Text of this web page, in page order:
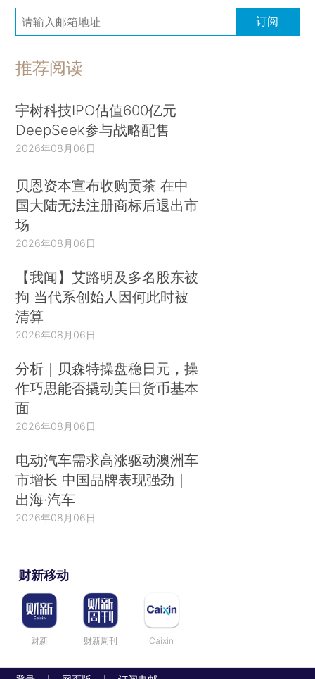
订阅
推荐阅读
宇树科技IPO估值600亿元
DeepSeek参与战略配售
2026年08月06日
贝恩资本宣布收购贡茶 在中
国大陆无法注册商标后退出市
场
2026年08月06日
【我闻】艾路明及多名股东被
拘 当代系创始人因何此时被
清算
2026年08月06日
分析｜贝森特操盘稳日元，操
作巧思能否撬动美日货币基本
面
2026年08月06日
电动汽车需求高涨驱动澳洲车
市增长 中国品牌表现强劲｜
出海·汽车
2026年08月06日
财新移动
财新 财新周刊 Caixin